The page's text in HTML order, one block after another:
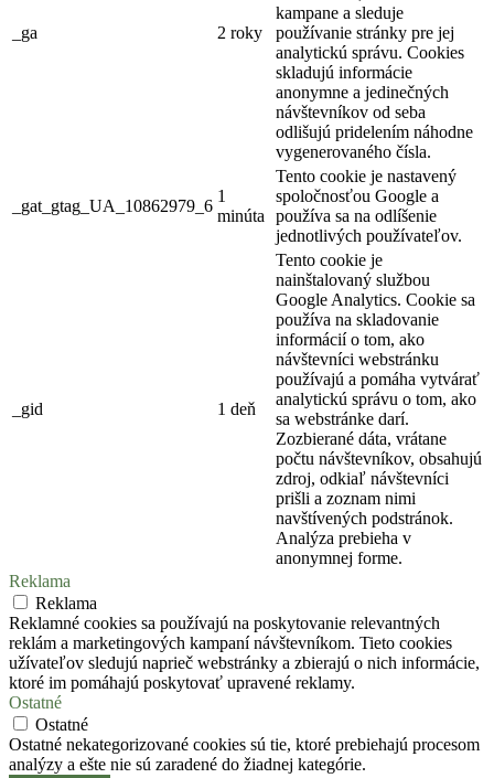
_ga 2 roky
kampane a sleduje
používanie stránky pre jej
analytickú správu. Cookies
skladujú informácie
anonymne a jedinečných
návštevníkov od seba
odlišujú pridelením náhodne
vygenerovaného čísla.
_gat_gtag_UA_10862979_6
1
minúta
Tento cookie je nastavený
spoločnosťou Google a
používa sa na odlíšenie
jednotlivých používateľov.
_gid 1 deň
Tento cookie je
nainštalovaný službou
Google Analytics. Cookie sa
používa na skladovanie
informácií o tom, ako
návštevníci webstránku
používajú a pomáha vytvárať
analytickú správu o tom, ako
sa webstránke darí.
Zozbierané dáta, vrátane
počtu návštevníkov, obsahujú
zdroj, odkiaľ návštevníci
prišli a zoznam nimi
navštívených podstránok.
Analýza prebieha v
anonymnej forme.
Reklama
Reklama
Reklamné cookies sa používajú na poskytovanie relevantných
reklám a marketingových kampaní návštevníkom. Tieto cookies
užívateľov sledujú naprieč webstránky a zbierajú o nich informácie,
ktoré im pomáhajú poskytovať upravené reklamy.
Ostatné
Ostatné
Ostatné nekategorizované cookies sú tie, ktoré prebiehajú procesom
analýzy a ešte nie sú zaradené do žiadnej kategórie.